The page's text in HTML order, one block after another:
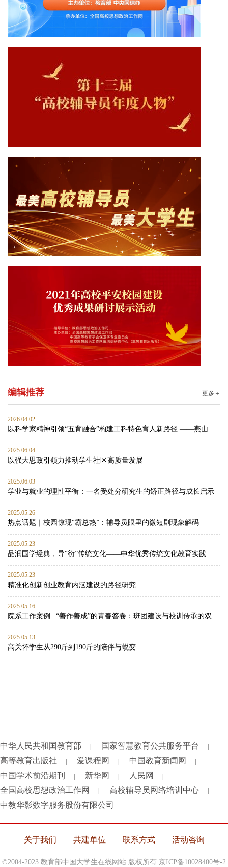
编辑推荐 更多＋
2026.04.02
以科学家精神引领“五育融合”构建工科特色育人新路径 ——燕山大学材料科学与工程学院思政工作案例
2025.06.04
以强大思政引领力推动学生社区高质量发展
2025.06.03
学业与就业的理性平衡：一名受处分研究生的矫正路径与成长启示
2025.05.26
热点话题｜校园惊现“霸总热”：辅导员眼里的微短剧现象解码
2025.05.23
品润国学经典，导“衍”传统文化——中华优秀传统文化教育实践
2025.05.23
精准化创新创业教育内涵建设的路径研究
2025.05.16
院系工作案例 | “善作善成”的青春答卷：班团建设与校训传承的双向赋能实践
2025.05.13
高关怀学生从290斤到190斤的陪伴与蜕变
中华人民共和国教育部 国家智慧教育公共服务平台
高等教育出版社 爱课程网 中国教育新闻网
中国学术前沿期刊 新华网 人民网
全国高校思想政治工作网 高校辅导员网络培训中心
中教华影数字服务股份有限公司
关于我们 共建单位 联系方式 活动咨询
©2004-2023 教育部中国大学生在线网站 版权所有 京ICP备10028400号-2